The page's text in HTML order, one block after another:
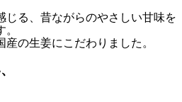
じる、昔ながらのやさしい甘味を
の生姜にこだわりました。